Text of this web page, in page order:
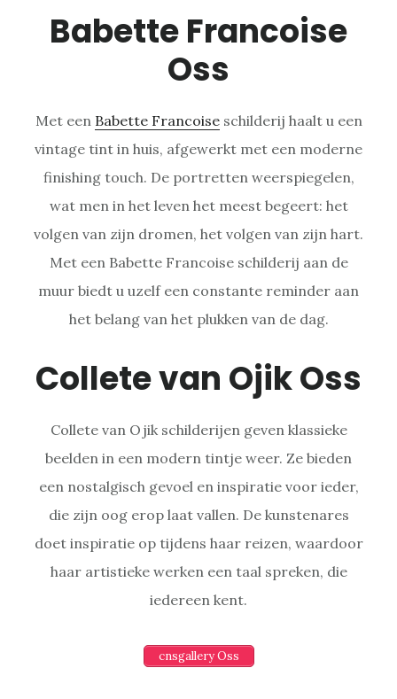
Babette Francoise
Oss
Met een Babette Francoiseschilderij haalt u een
vintage tint in huis, afgewerkt met een moderne
finishing touch. De portretten weerspiegelen,
wat men in het leven het meest begeert: het
volgen van zijn dromen, het volgen van zijn hart.
Met een Babette Francoise schilderij aan de
muur biedt u uzelf een constante reminder aan
het belang van het plukken van de dag.
Collete van Ojik Oss
Collete van Ojik schilderijen geven klassieke
beelden in een modern tintje weer. Ze bieden
een nostalgisch gevoel en inspiratie voor ieder,
die zijn oog erop laat vallen. De kunstenares
doet inspiratie op tijdens haar reizen, waardoor
haar artistieke werken een taal spreken, die
iedereen kent.
cnsgallery Oss